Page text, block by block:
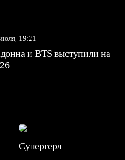
19:21
и BTS выступили на
Супергерл
7.1